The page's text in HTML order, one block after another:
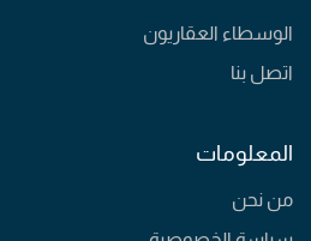
الوسطاء العقاريون
اتصل بنا
المعلومات
من نحن